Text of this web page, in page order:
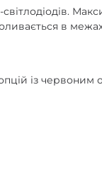
в
із червоним